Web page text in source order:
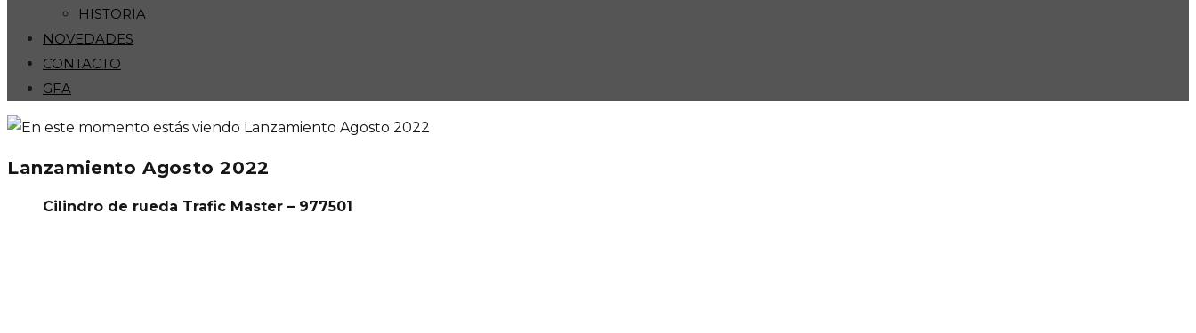
HISTORIA
NOVEDADES
CONTACTO
GFA
Lanzamiento Agosto 2022
Cilindro de rueda Trafic Master – 977501